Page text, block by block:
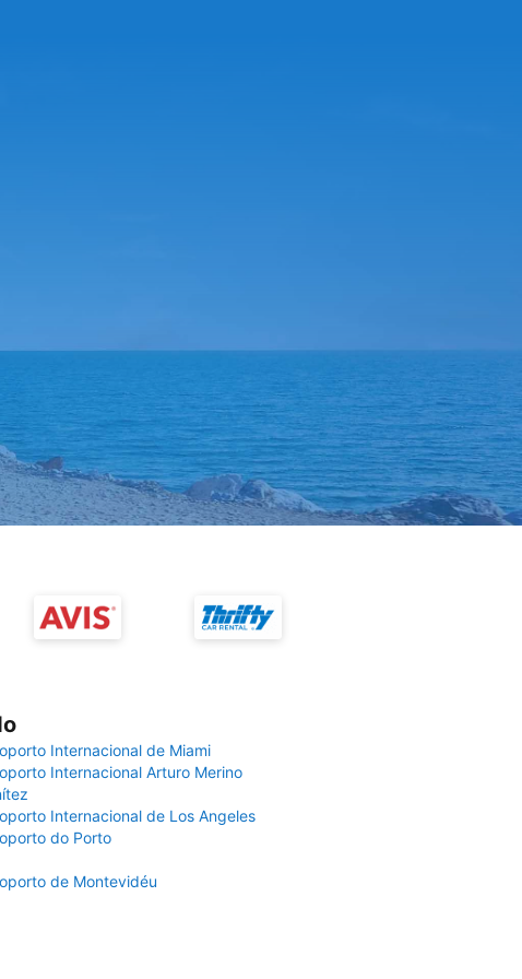
Internacional de Miami
Internacional Arturo Merino
Internacional de Los Angeles
do Porto
de Montevidéu